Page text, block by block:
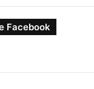
Facebook